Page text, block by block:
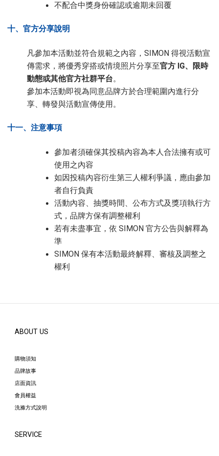
不配合中獎身份確認或逾期未回覆
十、官方分享說明
凡參加本活動並符合規範之內容，SIMON 得視活動宣
傳需求，將優秀穿搭或情境照片分享至官方 IG、限時
動態或其他官方社群平台。
參加本活動即視為同意品牌方於合理範圍內進行分
享、轉發與活動宣傳使用。
十一、注意事項
參加者須確保其投稿內容為本人合法擁有或可
使用之內容
如因投稿內容衍生第三人權利爭議，應由參加
者自行負責
活動內容、抽獎時間、公布方式及獎項執行方
式，品牌方保有調整權利
若有未盡事宜，依 SIMON 官方公告與解釋為
準
SIMON 保有本活動最終解釋、審核及調整之
權利
ABOUT US
購物須知
品牌故事
店面資訊
會員權益
洗滌方式說明
SERVICE